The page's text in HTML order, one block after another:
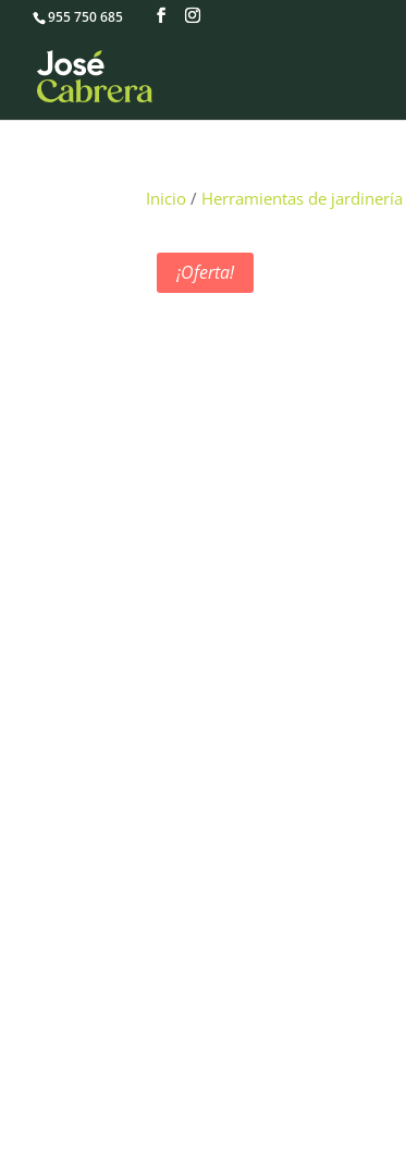
955 750 685
Inicio / Herramientas de jardinería
¡Oferta!